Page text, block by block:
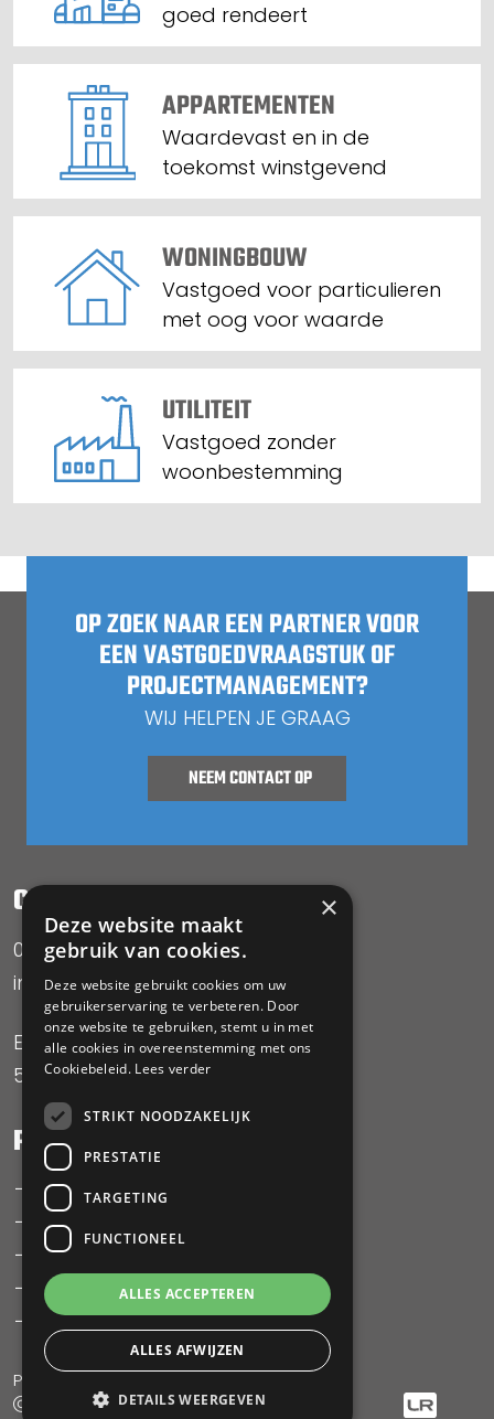
goed rendeert
APPARTEMENTEN
Waardevast en in de
toekomst winstgevend
WONINGBOUW
Vastgoed voor particulieren
met oog voor waarde
UTILITEIT
Vastgoed zonder
woonbestemming
OP ZOEK NAAR EEN PARTNER VOOR
EEN VASTGOEDVRAAGSTUK OF
PROJECTMANAGEMENT?
WIJ HELPEN JE GRAAG
NEEM CONTACT OP
CONTACT OPNEMEN
085-0785582
info@smj-projectrealisatie.nl
Expeditiestraat 23
5961 PX Horst
PAGINA'S
Vastgoed ontwikkeling
Project management
Projecten
Over SMJ
Contact
2026 SMJ Projectrealisatie B.V.
Privacy Policy
×
Deze website maakt
gebruik van cookies.
Deze website gebruikt cookies om uw
gebruikerservaring te verbeteren. Door
onze website te gebruiken, stemt u in met
alle cookies in overeenstemming met ons
Cookiebeleid. Lees verder
STRIKT NOODZAKELIJK
PRESTATIE
TARGETING
FUNCTIONEEL
ALLES ACCEPTEREN
ALLES AFWIJZEN
DETAILS WEERGEVEN